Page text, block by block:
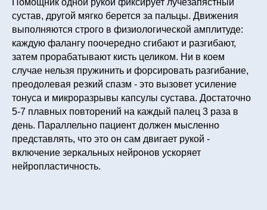
Помощник одной рукой фиксирует лучезапястный
сустав, другой мягко берется за пальцы. Движения
выполняются строго в физиологической амплитуде:
каждую фалангу поочередно сгибают и разгибают,
затем прорабатывают кисть целиком. Ни в коем
случае нельзя пружинить и форсировать разгибание,
преодолевая резкий спазм - это вызовет усиление
тонуса и микроразрывы капсулы сустава. Достаточно
5-7 плавных повторений на каждый палец 3 раза в
день. Параллельно пациент должен мысленно
представлять, что это он сам двигает рукой -
включение зеркальных нейронов ускоряет
нейропластичность.